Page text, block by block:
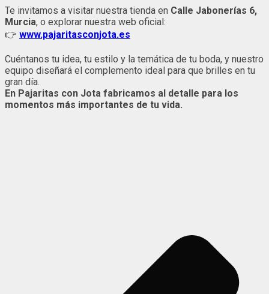
Te invitamos a visitar nuestra tienda en Calle Jabonerías 6,
Murcia, o explorar nuestra web oficial:
👉 www.pajaritasconjota.es
Cuéntanos tu idea, tu estilo y la temática de tu boda, y nuestro
equipo diseñará el complemento ideal para que brilles en tu
gran día.
En Pajaritas con Jota fabricamos al detalle para los
momentos más importantes de tu vida.